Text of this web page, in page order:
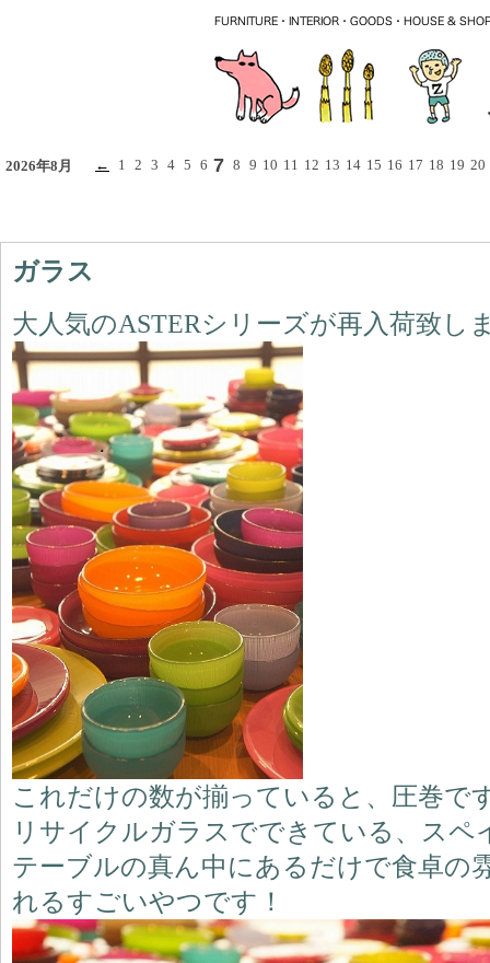
2026年8月 ← 1 2 3 4 5 6 7 8 9 10 11 12 13 14 15 16 17 18 19 20
ガラス
大人気のASTERシリーズが再入荷致し
これだけの数が揃っていると、圧巻で
リサイクルガラスでできている、スペ
テーブルの真ん中にあるだけで食卓の
れるすごいやつです！